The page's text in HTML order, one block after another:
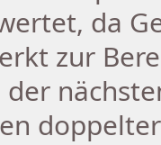
da
zur